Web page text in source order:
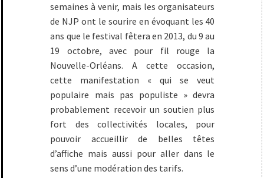
semaines à venir, mais les organisateurs
de NJP ont le sourire en évoquant les 40
ans que le festival fêtera en 2013, du 9 au
19 octobre, avec pour fil rouge la
Nouvelle-Orléans. A cette occasion,
cette manifestation « qui se veut
populaire mais pas populiste » devra
probablement recevoir un soutien plus
fort des collectivités locales, pour
pouvoir accueillir de belles têtes
d’affiche mais aussi pour aller dans le
sens d’une modération des tarifs.